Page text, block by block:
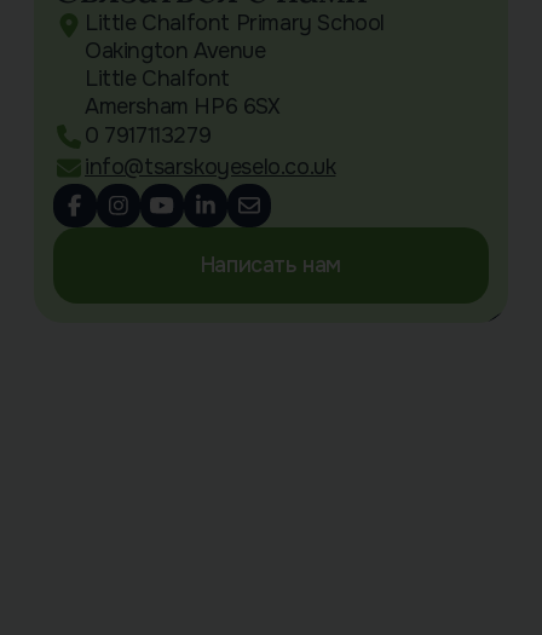
Little Chalfont Primary School
Oakington Avenue
Little Chalfont
Amersham HP6 6SX
0 7917113279
info@tsarskoyeselo.co.uk
Написать нам